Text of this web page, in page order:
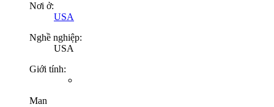
Nơi ở:
USA
Nghề nghiệp:
USA
Giới tính:
Man